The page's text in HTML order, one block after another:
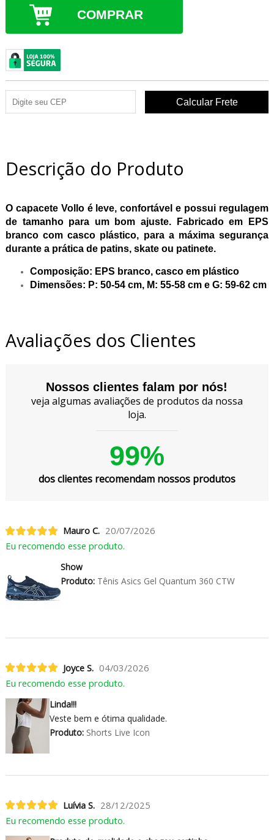
COMPRAR
Descrição do Produto
O capacete Vollo é leve, confortável e possui regulagem
de tamanho para um bom ajuste. Fabricado em EPS
branco com casco plástico, para a máxima segurança
durante a prática de patins, skate ou patinete.
Composição: EPS branco, casco em plástico
Dimensões: P: 50-54 cm, M: 55-58 cm e G: 59-62 cm
Avaliações dos Clientes
Nossos clientes falam por nós!
veja algumas avaliações de produtos da nossa
loja.
99%
dos clientes recomendam nossos produtos
Mauro C. 20/07/2026
Eu recomendo esse produto.
Show
Produto:Tênis Asics Gel Quantum 360 CTW
Joyce S. 04/03/2026
Eu recomendo esse produto.
Linda!!!
Veste bem e ótima qualidade.
Produto:Shorts Live Icon
Luívia S. 28/12/2025
Eu recomendo esse produto.